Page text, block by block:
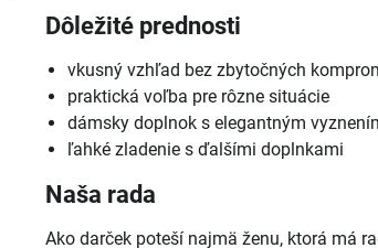
Dôležité prednosti
vkusný vzhľad bez zbytočných
praktická voľba pre rôzne situácie
dámsky doplnok s elegantným
ľahké zladenie s ďalšími doplnkami
Naša rada
Ako darček poteší najmä ženu, ktorá má